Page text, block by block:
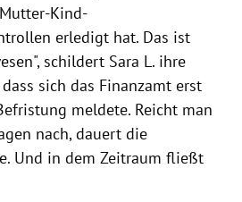
Kind-
erledigt hat. Das ist
schildert Sara L. ihre
sich das Finanzamt erst
meldete. Reicht man
nach, dauert die
Und in dem Zeitraum fließt